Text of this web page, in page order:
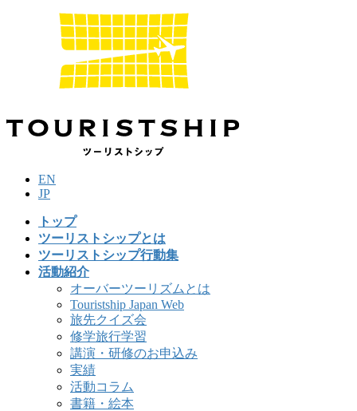
移
動
ン
に
EN
JP
トップ
ツーリストシップとは
ツーリストシップ行動集
活動紹介
オーバーツーリズムとは
Touristship Japan Web
旅先クイズ会
修学旅行学習
講演・研修のお申込み
実績
活動コラム
書籍・絵本